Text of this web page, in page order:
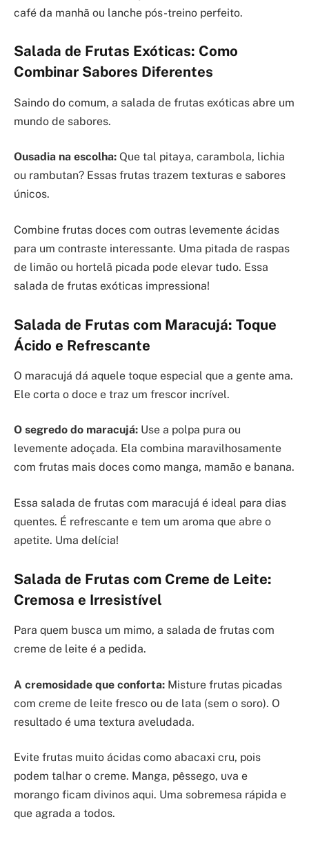
café da manhã ou lanche pós-treino perfeito.
Salada de Frutas Exóticas: Como
Combinar Sabores Diferentes
Saindo do comum, a salada de frutas exóticas abre um
mundo de sabores.
Ousadia na escolha: Que tal pitaya, carambola, lichia
ou rambutan? Essas frutas trazem texturas e sabores
únicos.
Combine frutas doces com outras levemente ácidas
para um contraste interessante. Uma pitada de raspas
de limão ou hortelã picada pode elevar tudo. Essa
salada de frutas exóticas impressiona!
Salada de Frutas com Maracujá: Toque
Ácido e Refrescante
O maracujá dá aquele toque especial que a gente ama.
Ele corta o doce e traz um frescor incrível.
O segredo do maracujá: Use a polpa pura ou
levemente adoçada. Ela combina maravilhosamente
com frutas mais doces como manga, mamão e banana.
Essa salada de frutas com maracujá é ideal para dias
quentes. É refrescante e tem um aroma que abre o
apetite. Uma delícia!
Salada de Frutas com Creme de Leite:
Cremosa e Irresistível
Para quem busca um mimo, a salada de frutas com
creme de leite é a pedida.
A cremosidade que conforta: Misture frutas picadas
com creme de leite fresco ou de lata (sem o soro). O
resultado é uma textura aveludada.
Evite frutas muito ácidas como abacaxi cru, pois
podem talhar o creme. Manga, pêssego, uva e
morango ficam divinos aqui. Uma sobremesa rápida e
que agrada a todos.